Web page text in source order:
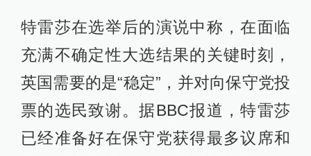
特雷莎在选举后的演说中称，在面临
充满不确定性大选结果的关键时刻，
英国需要的是“稳定”，并对向保守党投
票的选民致谢。据BBC报道，特雷莎
已经准备好在保守党获得最多议席和